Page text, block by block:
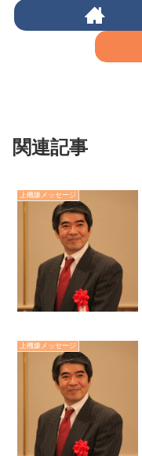
関連記事
上機嫌メッセージ
上機嫌メッセージ